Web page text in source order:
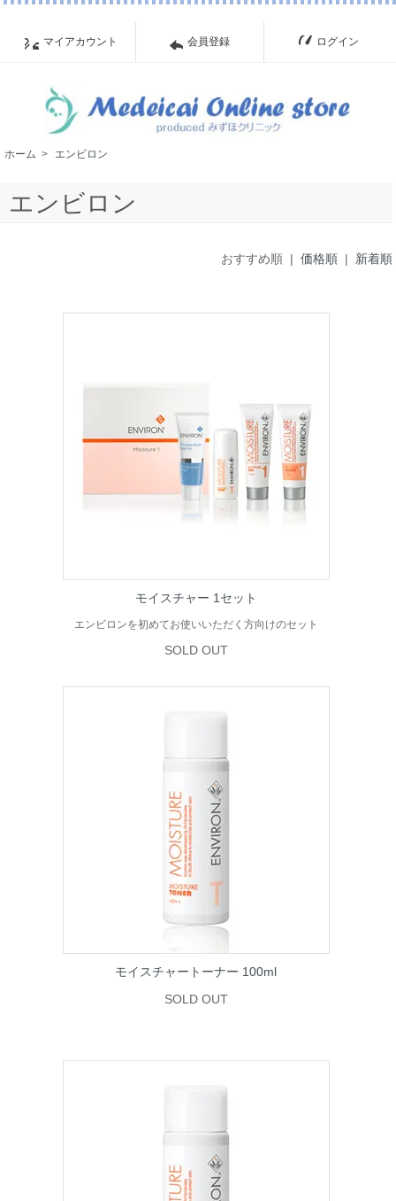
マイアカウント 会員登録 ログイン
ホーム > エンビロン
エンビロン
おすすめ順 | 価格順| 新着順
モイスチャー 1セット
エンビロンを初めてお使いいただく方向けのセット
SOLD OUT
モイスチャートーナー 100ml
SOLD OUT